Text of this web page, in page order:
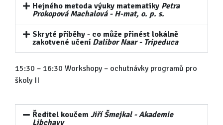
Hejného metoda výuky matematiky Petra
Prokopová Machalová - H-mat, o. p. s.
Skryté příběhy - co může přinést lokálně
zakotvené učení Dalibor Naar - Tripeduca
15:30 – 16:30 Workshopy – ochutnávky programů pro
školy II
Ředitel koučemJiří Šmejkal - Akademie
Libchavy